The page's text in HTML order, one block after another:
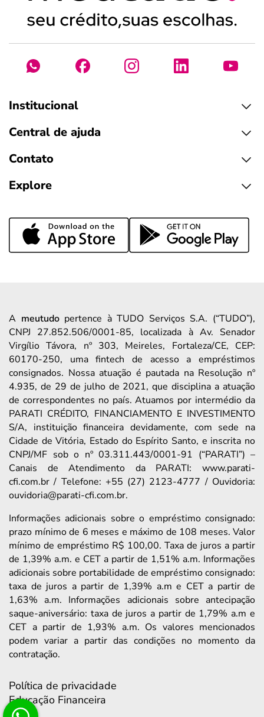
Institucional
Central de ajuda
Contato
Explore
A meutudopertence à TUDO Serviços S.A. (“TUDO”),
CNPJ 27.852.506/0001-85, localizada à Av. Senador
Virgílio Távora, nº 303, Meireles, Fortaleza/CE, CEP:
60170-250, uma fintech de acesso a empréstimos
consignados. Nossa atuação é pautada na Resolução nº
4.935, de 29 de julho de 2021, que disciplina a atuação
de correspondentes no país. Atuamos por intermédio da
PARATI CRÉDITO, FINANCIAMENTO E INVESTIMENTO
S/A, instituição financeira devidamente, com sede na
Cidade de Vitória, Estado do Espírito Santo, e inscrita no
CNPJ/MF sob o nº 03.311.443/0001-91 (“PARATI”) –
Canais de Atendimento da PARATI: www.parati-
cfi.com.br / Telefone: +55 (27) 2123-4777 / Ouvidoria:
ouvidoria@parati-cfi.com.br.
Informações adicionais sobre o empréstimo consignado:
prazo mínimo de 6 meses e máximo de 108 meses. Valor
mínimo de empréstimo R$ 100,00. Taxa de juros a partir
de 1,39% a.m. e CET a partir de 1,51% a.m. Informações
adicionais sobre portabilidade de empréstimo consignado:
taxa de juros a partir de 1,39% a.m e CET a partir de
1,63% a.m. Informações adicionais sobre antecipação
saque-aniversário: taxa de juros a partir de 1,79% a.m e
CET a partir de 1,93% a.m. Os valores mencionados
podem variar a partir das condições no momento da
contratação.
Política de privacidade
Educação Financeira